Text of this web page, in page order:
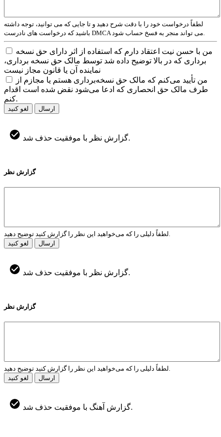
لطفاً درخواست خود را با دقت شرح دهید و تا جایی که می توانید، توجه داشته
من با حسن نیت اعتقاد دارم که استفاده از اثر دارای حق نسخه
برداری که در بالا توضیح داده شد توسط مالک حق نسخه برداری،
نماینده آن یا قانون مجاز نیست
من تأیید می‌کنم که مالک حق نسخه‌برداری هستم یا مجازم از
طرف مالک حق انحصاری که ادعا می‌شود نقض شده است اقدام
کنم.
لغو کنید ارسال
گزارش نظر با موفقیت حذف شد.
گزارش نظر
لغو کنید
ارسال
گزارش نظر با موفقیت حذف شد.
گزارش نظر
لطفاً دلیلی را که می‌خواهید این نظر را گزارش کنید توضیح دهید.
لغو کنید
ارسال
گزارش آهنگ با موفقیت حذف شد.